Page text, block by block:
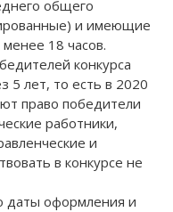
общего
и имеющие
18 часов.
конкурса
лет, то есть в 2020
право победители
работники,
и
в конкурсе не
даты оформления и